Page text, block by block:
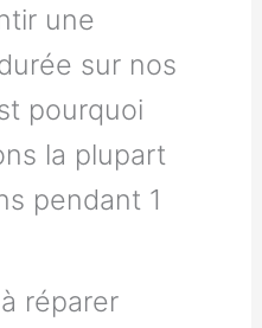
une
sur nos
pourquoi
la plupart
pendant 1
réparer